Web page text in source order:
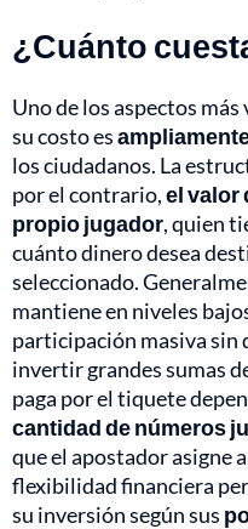
¿Cuánto
Uno de los aspectos
su costo es
los ciudadanos. La
por el contrario,el valor
propio jugador, quien
cuánto dinero desea
seleccionado.
mantiene en niveles
participación masiva sin
invertir grandes sumas
paga por el tiquete
cantidad de números
que el apostador asigne
flexibilidad financiera
su inversión según sus